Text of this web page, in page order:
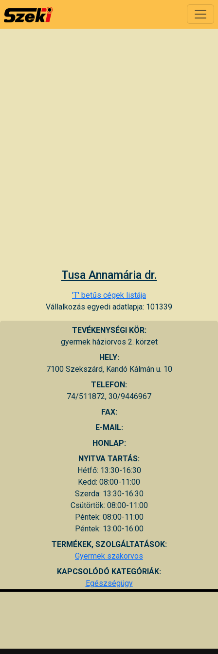
Tusa Annamária dr.
'T' betűs cégek listája
Vállalkozás egyedi adatlapja: 101339
TEVÉKENYSÉGI KÖR:
gyermek háziorvos 2. körzet
HELY:
7100 Szekszárd, Kandó Kálmán u. 10
TELEFON:
74/511872, 30/9446967
FAX:
E-MAIL:
HONLAP:
NYITVA TARTÁS:
Hétfő: 13:30-16:30
Kedd: 08:00-11:00
Szerda: 13:30-16:30
Csütörtök: 08:00-11:00
Péntek: 08:00-11:00
Péntek: 13:00-16:00
TERMÉKEK, SZOLGÁLTATÁSOK:
Gyermek szakorvos
KAPCSOLÓDÓ KATEGÓRIÁK:
Egészségügy